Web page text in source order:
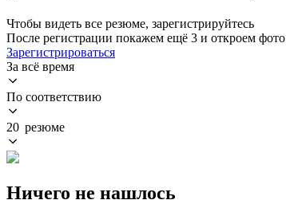
Чтобы видеть все резюме, зарегистрируйтесь
После регистрации покажем ещё 3 и откроем фото
Зарегистрироваться
За всё время
По соответствию
20 резюме
Ничего не нашлось